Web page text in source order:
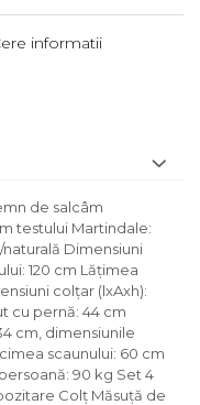
informatii
de salcâm
testului Martindale:
Dimensiuni
120 cm Lăţimea
colţar (lxAxh):
cu pernă: 44 cm
cm, dimensiunile
scaunului: 60 cm
90 kg Set 4
Colţ Măsuţă de